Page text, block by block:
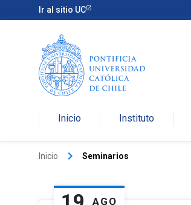
Ir al sitio UC
Inicio Instituto
Inicio keyboard_arrow_right Seminarios
AGO